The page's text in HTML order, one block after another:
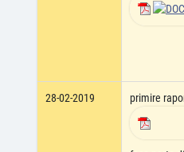
28-02-2019
primire